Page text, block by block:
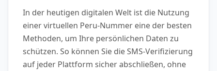
In der heutigen digitalen Welt ist die Nutzung
einer virtuellen Peru-Nummer eine der besten
Methoden, um Ihre persönlichen Daten zu
schützen. So können Sie die SMS-Verifizierung
auf jeder Plattform sicher abschließen, ohne